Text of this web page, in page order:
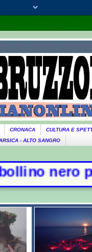
CRONACA
CULTURA E
- ALTO SANGRO
-